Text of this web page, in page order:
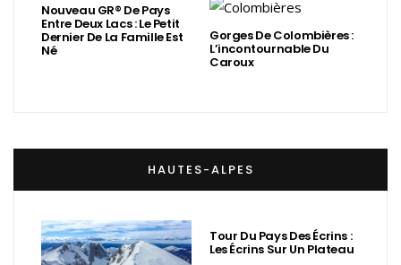
Nouveau GR® De Pays
Entre Deux Lacs : Le Petit
Dernier De La Famille Est
Né
Gorges De Colombières :
L’incontournable Du
Caroux
HAUTES-ALPES
Tour Du Pays Des Écrins :
Les Écrins Sur Un Plateau